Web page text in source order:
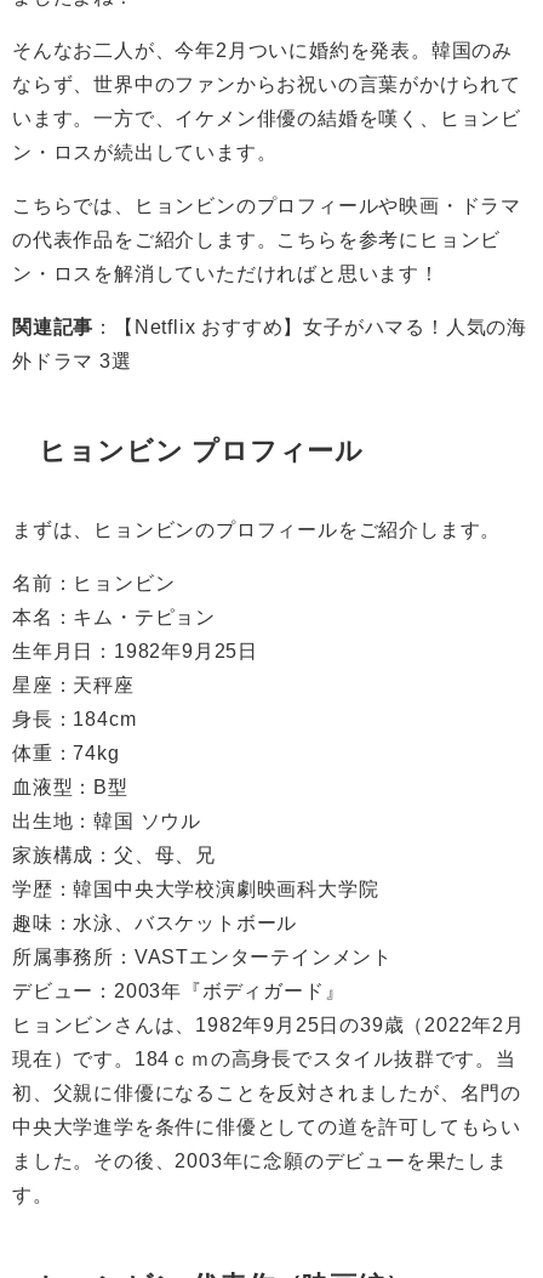
そんなお二人が、今年2月ついに婚約を発表。韓国のみ
ならず、世界中のファンからお祝いの言葉がかけられて
います。一方で、イケメン俳優の結婚を嘆く、ヒョンビ
ン・ロスが続出しています。
こちらでは、ヒョンビンのプロフィールや映画・ドラマ
の代表作品をご紹介します。こちらを参考にヒョンビ
ン・ロスを解消していただければと思います！
関連記事 ：
【Netflix おすすめ】女子がハマる！人気の海
外ドラマ 3選
ヒョンビン プロフィール
まずは、ヒョンビンのプロフィールをご紹介します。
名前：ヒョンビン
本名：キム・テピョン
生年月日：1982年9月25日
星座：天秤座
身長：184cm
体重：74kg
血液型：B型
出生地：韓国 ソウル
家族構成：父、母、兄
学歴：韓国中央大学校演劇映画科大学院
趣味：水泳、バスケットボール
所属事務所：VASTエンターテインメント
デビュー：2003年『ボディガード』
ヒョンビンさんは、1982年9月25日の39歳（2022年2月
現在）です。184ｃｍの高身長でスタイル抜群です。当
初、父親に俳優になることを反対されましたが、名門の
中央大学進学を条件に俳優としての道を許可してもらい
ました。その後、2003年に念願のデビューを果たしま
す。